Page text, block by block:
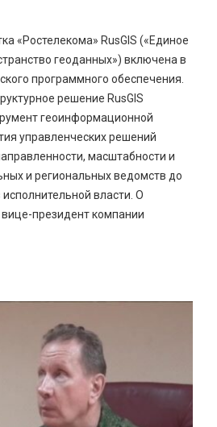
«Ростелекома» RusGIS («Единое
геоданных») включена в
программного обеспечения.
решение RusGIS
геоинформационной
управленческих решений
масштабности и
и региональных ведомств до
власти. О
вице-президент компании